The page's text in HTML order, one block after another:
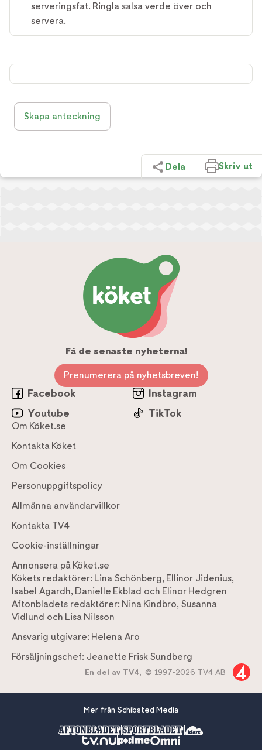
serveringsfat. Ringla salsa verde över och
servera.
Skapa anteckning
Dela Skriv ut
Få de senaste nyheterna!
Prenumerera på nyhetsbreven!
Facebook
Instagram
Youtube
TikTok
Om Köket.se
Kontakta Köket
Om Cookies
Personuppgiftspolicy
Allmänna användarvillkor
Kontakta TV4
Cookie-inställningar
Annonsera på Köket.se
Kökets redaktörer: Lina Schönberg, Ellinor Jidenius,
Isabel Agardh, Danielle Ekblad och Elinor Hedgren
Aftonbladets redaktörer: Nina Kindbro, Susanna
Vidlund och Lisa Nilsson
Ansvarig utgivare: Helena Aro
Försäljningschef: Jeanette Frisk Sundberg
En del av TV4, © 1997-2026 TV4 AB
Mer från Schibsted Media